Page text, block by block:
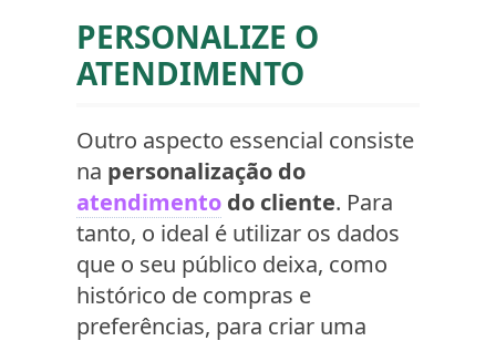
PERSONALIZE O
ATENDIMENTO
Outro aspecto essencial consiste
na personalização do
atendimento do cliente. Para
tanto, o ideal é utilizar os dados
que o seu público deixa, como
histórico de compras e
preferências, para criar uma